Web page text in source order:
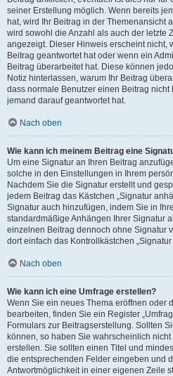
seiner Erstellung möglich. Wenn bereits
hat, wird Ihr Beitrag in der Themenansicht
wird sowohl die Anzahl als auch der letzte
angezeigt. Dieser Hinweis erscheint nicht,
Beitrag geantwortet hat oder wenn ein
Beitrag überarbeitet hat. Diese können
Notiz hinterlassen, warum Ihr Beitrag
dass normale Benutzer einen Beitrag
jemand darauf geantwortet hat.
Nach oben
Wie kann ich meinem Beitrag eine
Um eine Signatur an Ihren Beitrag
solche in den Einstellungen in Ihrem
Nachdem Sie die Signatur erstellt und
jedem Beitrag das Kästchen „Signatur
Signatur auch hinzufügen, indem Sie in
standardmäßige Anhängen Ihrer Signatur
einzelnen Beitrag dennoch ohne Signatur
dort einfach das Kontrollkästchen
Nach oben
Wie kann ich eine Umfrage erstellen?
Wenn Sie ein neues Thema eröffnen oder
bearbeiten, finden Sie ein Register
Formulars zur Beitragserstellung. Sollten
können, so haben Sie wahrscheinlich
erstellen. Sie sollten einen Titel und
die entsprechenden Felder eingeben und
Antwortmöglichkeit in einer eigenen Zeile